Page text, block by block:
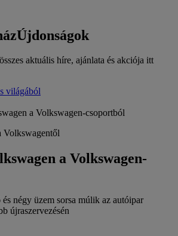
Újdonságok
aktuális híre, ajánlata és akciója itt
világából
a Volkswagen-csoportból
Volkswagentől
a Volkswagen-
négy üzem sorsa múlik az autóipar
újraszervezésén